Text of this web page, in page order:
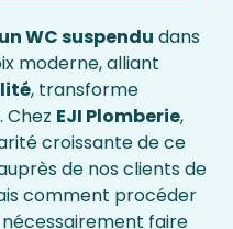
WC suspendu dans
moderne, alliant
, transforme
. Chez EJI Plomberie,
croissante de ce
de nos clients de
comment procéder
faire